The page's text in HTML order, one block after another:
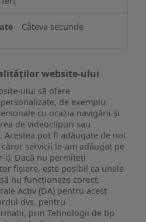
Câteva secunde
website-ului
ului să ofere
de exemplu
cu ocazia navigării și
de videoclipuri sau
Acestea pot fi adăugate de noi
servicii le-am adăugat pe
i). Dacă nu permiteți
fișiere, este posibil ca unele
nu funcționeze corect.
Activ (DA) pentru acest
dvs. pentru
prin Tehnologii de tip